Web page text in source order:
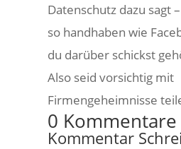
Datenschutz dazu sagt
so handhaben wie
du darüber schickst
Also seid vorsichtig mit
Firmengeheimnisse
0 Kommentare
Kommentar